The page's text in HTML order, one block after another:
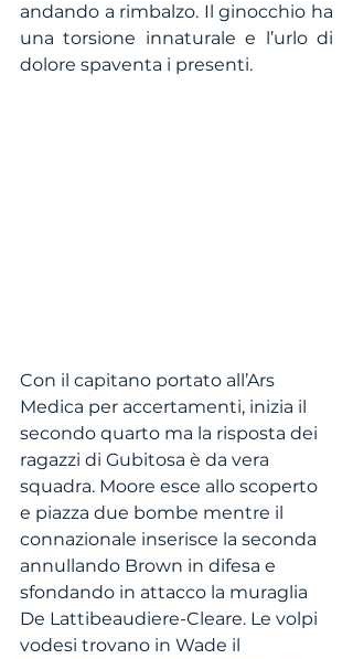
andando a rimbalzo. Il ginocchio ha
una torsione innaturale e l’urlo di
dolore spaventa i presenti.
Con il capitano portato all’Ars
Medica per accertamenti, inizia il
secondo quarto ma la risposta dei
ragazzi di Gubitosa è da vera
squadra. Moore esce allo scoperto
e piazza due bombe mentre il
connazionale inserisce la seconda
annullando Brown in difesa e
sfondando in attacco la muraglia
De Lattibeaudiere-Cleare. Le volpi
vodesi trovano in Wade il